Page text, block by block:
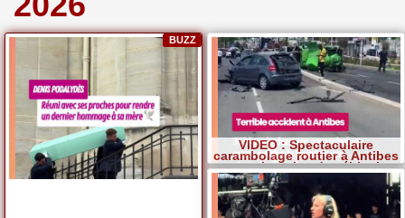
BUZZ
VIDEO : Spectaculaire
carambolage routier à Antibes
: une vingtaine de véhicules
lourdement accidentés. Un
camion mis en cause